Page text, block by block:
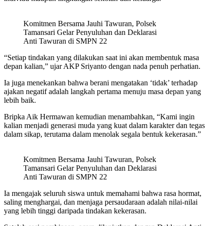
Komitmen Bersama Jauhi Tawuran, Polsek
Tamansari Gelar Penyuluhan dan Deklarasi
Anti Tawuran di SMPN 22
“Setiap tindakan yang dilakukan saat ini akan membentuk masa
depan kalian,” ujar AKP Sriyanto dengan nada penuh perhatian.
Ia juga menekankan bahwa berani mengatakan ‘tidak’ terhadap
ajakan negatif adalah langkah pertama menuju masa depan yang
lebih baik.
Bripka Aik Hermawan kemudian menambahkan, “Kami ingin
kalian menjadi generasi muda yang kuat dalam karakter dan tegas
dalam sikap, terutama dalam menolak segala bentuk kekerasan.”
Komitmen Bersama Jauhi Tawuran, Polsek
Tamansari Gelar Penyuluhan dan Deklarasi
Anti Tawuran di SMPN 22
Ia mengajak seluruh siswa untuk memahami bahwa rasa hormat,
saling menghargai, dan menjaga persaudaraan adalah nilai-nilai
yang lebih tinggi daripada tindakan kekerasan.